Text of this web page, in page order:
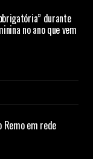
durante
no ano que vem
Remo em rede